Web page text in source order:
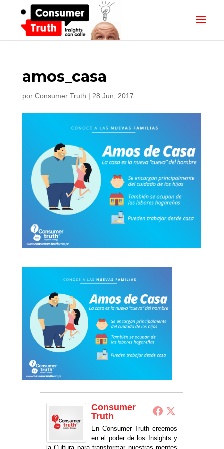
amos_casa
por Consumer Truth | 28 Jun, 2017
Consumer
Truth
En Consumer Truth creemos
en el poder de los Insights y